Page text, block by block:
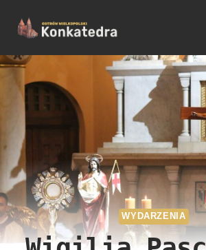
treści
WYDARZENIA